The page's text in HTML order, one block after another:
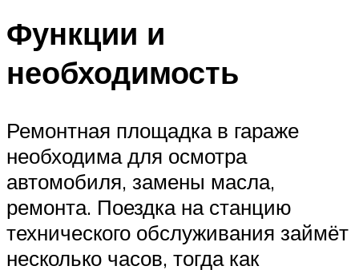
Функции и
необходимость
Ремонтная площадка в гараже
необходима для осмотра
автомобиля, замены масла,
ремонта. Поездка на станцию
технического обслуживания займёт
несколько часов, тогда как